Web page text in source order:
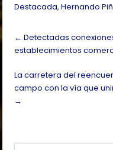
Destacada,Hernando
Post
navigation
← Detectadas
establecimientos
La carretera del
campo con la vía que
→